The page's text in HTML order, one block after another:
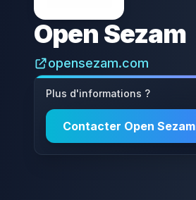
Open Sezam
opensezam.com
Plus d'informations ?
Contacter Open Sezam